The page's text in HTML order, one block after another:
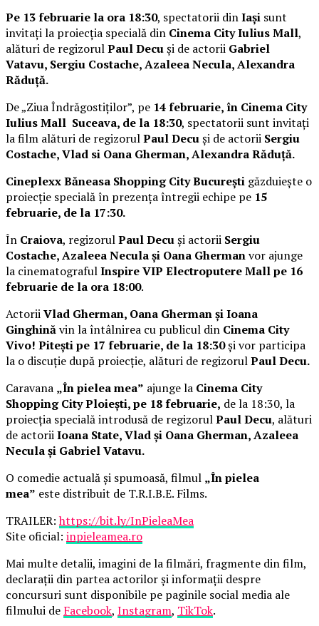
Pe 13 februarie la ora 18:30, spectatorii dinIași sunt
invitați la proiecția specială din Cinema City Iulius Mall,
alături de regizorulPaul Decuși de actorii Gabriel
Vatavu, Sergiu Costache, Azaleea Necula, Alexandra
Răduță.
De „Ziua Îndrăgostiților”, pe 14 februarie, în Cinema City
Iulius Mall Suceava, de la 18:30, spectatorii sunt invitați
la film alături de regizorulPaul Decuși de actorii Sergiu
Costache, Vlad si Oana Gherman, Alexandra Răduță.
Cineplexx Băneasa Shopping City București găzduiește o
proiecție specială în prezența întregii echipe pe 15
februarie, de la 17:30.
În Craiova, regizorulPaul Decuși actorii Sergiu
Costache, Azaleea Necula și Oana Ghermanvor ajunge
la cinematografulInspire VIP Electroputere Mall pe 16
februarie de la ora 18:00.
ActoriiVlad Gherman, Oana Gherman și Ioana
Ginghinăvin la întâlnirea cu publicul din Cinema City
Vivo! Pitești pe 17 februarie, de la 18:30și vor participa
la o discuție după proiecție, alături de regizorulPaul Decu.
Caravana „În pielea mea” ajunge la Cinema City
Shopping City Ploiești, pe 18 februarie, de la 18:30, la
proiecția specială introdusă de regizorulPaul Decu, alături
de actoriiIoana State, Vlad și Oana Gherman, Azaleea
Necula și Gabriel Vatavu.
O comedie actuală și spumoasă, filmul „În pielea
mea” este distribuit de T.R.I.B.E. Films.
TRAILER:https://bit.ly/InPieleaMea
Site oficial: inpieleamea.ro
Mai multe detalii, imagini de la filmări, fragmente din film,
declarații din partea actorilor și informații despre
concursuri sunt disponibile pe paginile social media ale
filmului de Facebook, Instagram, TikTok.